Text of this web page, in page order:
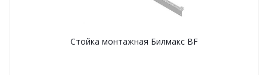
Стойка монтажная Билмакс BF